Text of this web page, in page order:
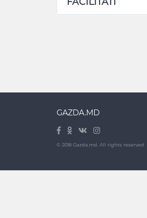
GAZDA.MD
© 2018 Gazda.md. All rights reserved